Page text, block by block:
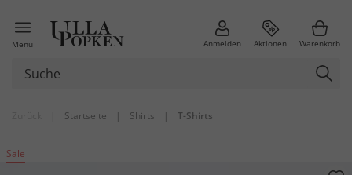
Menü Anmelden Aktionen Warenkorb
| Startseite | Shirts | T-Shirts
Sale